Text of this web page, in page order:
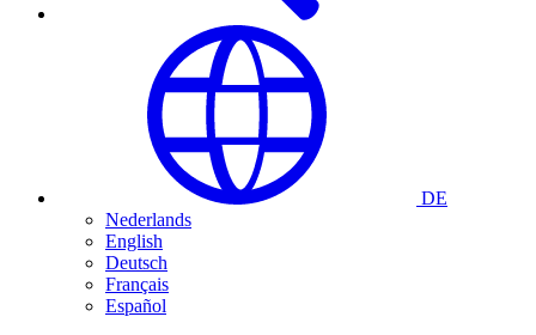
DE
Nederlands
English
Deutsch
Français
Español